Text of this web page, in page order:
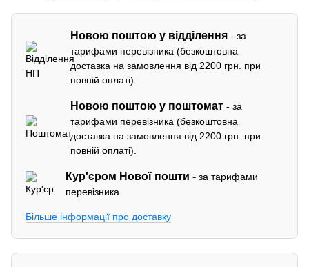
Новою поштою у відділення - за
тарифами перевізника (безкоштовна
доставка на замовлення від 2200 грн. при
повній оплаті).
Новою поштою у поштомат - за
тарифами перевізника (безкоштовна
доставка на замовлення від 2200 грн. при
повній оплаті).
Кур'єром Нової пошти -за тарифами
перевізника.
Більше інформації про доставку